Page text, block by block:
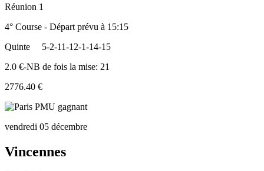
Réunion 1
4° Course - Départ prévu à 15:15
Quinte
5-2-11-12-1-14-15
2.0 €-NB de fois la mise: 21
2776.40 €
vendredi 05 décembre
Vincennes